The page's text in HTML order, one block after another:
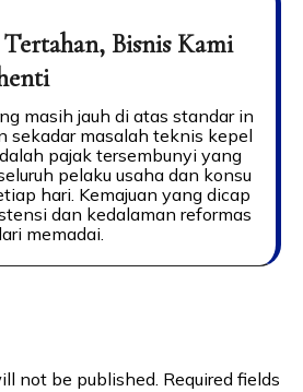
Bisnis Kami
masih jauh di atas standar in
sekadar masalah teknis kepel
pajak tersembunyi yang
pelaku usaha dan konsu
hari. Kemajuan yang dicap
dan kedalaman reformas
memadai.
not be published. Required fields